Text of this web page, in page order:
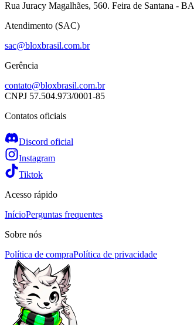
Rua Juracy Magalhães, 560. Feira de Santana - BA
Atendimento (SAC)
sac@bloxbrasil.com.br
Gerência
contato@bloxbrasil.com.br
CNPJ 57.504.973/0001-85
Contatos oficiais
Discord oficial
Instagram
Tiktok
Acesso rápido
InícioPerguntas frequentes
Sobre nós
Política de compraPolítica de privacidade